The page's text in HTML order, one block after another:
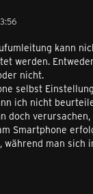
kann
werden.
nicht.
selbst
ich nicht
doch
Smartphone
während man sich